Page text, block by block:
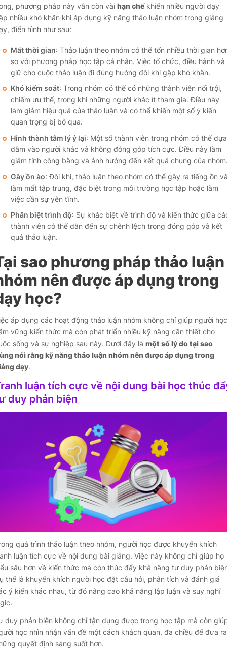
phương pháp này vẫn còn vài hạn chếkhiến nhiều người dạy
nhiều khó khăn khi áp dụng kỹ năng thảo luận nhóm trong giảng
điển hình như sau:
Mất thời gian: Thảo luận theo nhóm có thể tốn nhiều thời gian
so với phương pháp học tập cá nhân. Việc tổ chức, điều hành và
giữ cho cuộc thảo luận đi đúng hướng đôi khi gặp khó khăn.
Khó kiểm soát: Trong nhóm có thể có những thành viên nổi trội,
chiếm ưu thế, trong khi những người khác ít tham gia. Điều này
làm giảm hiệu quả của thảo luận và có thể khiến một số ý kiến
quan trọng bị bỏ qua.
Hình thành tâm lý ỷ lại: Một số thành viên trong nhóm có thể dựa
dẫm vào người khác và không đóng góp tích cực. Điều này làm
giảm tính công bằng và ảnh hưởng đến kết quả chung của
Gây ồn ào: Đôi khi, thảo luận theo nhóm có thể gây ra tiếng ồn
làm mất tập trung, đặc biệt trong môi trường học tập hoặc làm
việc cần sự yên tĩnh.
Phân biệt trình độ: Sự khác biệt về trình độ và kiến thức giữa
thành viên có thể dẫn đến sự chênh lệch trong đóng góp và kết
quả thảo luận.
sao phương pháp thảo luận
nên được áp dụng trong
học?
áp dụng các hoạt động thảo luận nhóm không chỉ giúp người học
vững kiến thức mà còn phát triển nhiều kỹ năng cần thiết cho
sống và sự nghiệp sau này. Dưới đây là một số lý do tại sao
nói rằng kỹ năng thảo luận nhóm nên được áp dụng trong
dạy.
luận tích cực về nội dung bài học thúc
duy phản biện
quá trình thảo luận theo nhóm, người học được khuyến khích
luận tích cực về nội dung bài giảng. Việc này không chỉ giúp họ
sâu hơn về kiến thức mà còn thúc đẩy khả năng tư duy phản
thể là khuyến khích người học đặt câu hỏi, phân tích và đánh giá
ý kiến khác nhau, từ đó nâng cao khả năng lập luận và suy nghĩ
duy phản biện không chỉ tận dụng được trong học tập mà còn
học nhìn nhận vấn đề một cách khách quan, đa chiều để đưa ra
quyết định sáng suốt hơn.